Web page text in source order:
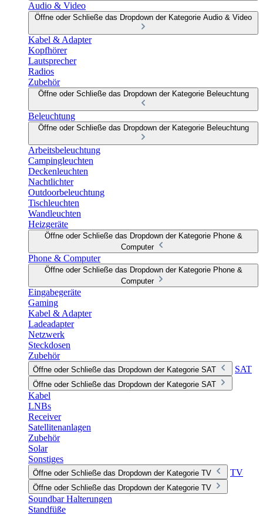
Audio & Video
Öffne oder Schließe das Dropdown der Kategorie Audio & Video
Kabel & Adapter
Kopfhörer
Lautsprecher
Radios
Zubehör
Öffne oder Schließe das Dropdown der Kategorie Beleuchtung
Beleuchtung
Öffne oder Schließe das Dropdown der Kategorie Beleuchtung
Arbeitsbeleuchtung
Campingleuchten
Deckenleuchten
Nachtlichter
Outdoorbeleuchtung
Tischleuchten
Wandleuchten
Heizgeräte
Öffne oder Schließe das Dropdown der Kategorie Phone &
Computer
Phone & Computer
Öffne oder Schließe das Dropdown der Kategorie Phone &
Computer
Eingabegeräte
Gaming
Kabel & Adapter
Ladeadapter
Netzwerk
Steckdosen
Zubehör
Öffne oder Schließe das Dropdown der Kategorie SAT SAT
Öffne oder Schließe das Dropdown der Kategorie SAT
Kabel
LNBs
Receiver
Satellitenanlagen
Zubehör
Solar
Sonstiges
Öffne oder Schließe das Dropdown der Kategorie TV TV
Öffne oder Schließe das Dropdown der Kategorie TV
Soundbar Halterungen
Standfüße